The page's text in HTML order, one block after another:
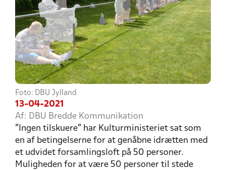
Foto: DBU Jylland
13-04-2021
Af: DBU Bredde Kommunikation
"Ingen tilskuere" har Kulturministeriet sat som
en af betingelserne for at genåbne idrætten med
et udvidet forsamlingsloft på 50 personer.
Muligheden for at være 50 personer til stede